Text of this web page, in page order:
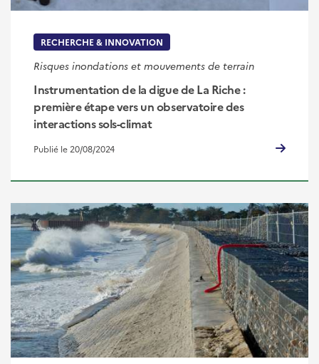
RECHERCHE & INNOVATION
Risques inondations et mouvements de terrain
Instrumentation de la digue de La Riche :
première étape vers un observatoire des
interactions sols-climat
Publié le 20/08/2024